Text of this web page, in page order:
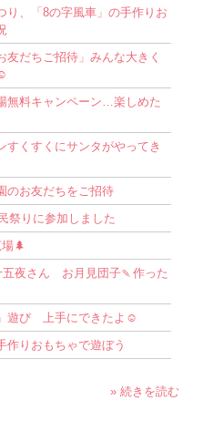
り、「8の字風車」の手作りお
友だちご招待」みんな大きく
無料キャンペーン…楽しめた
すくすくにサンタがやってき
のお友だちをご招待
祭りに参加しました
🌲
五夜さん お月見団子🍡作った
」遊び 上手にできたよ☺
りおもちゃで遊ぼう
» 続きを読む